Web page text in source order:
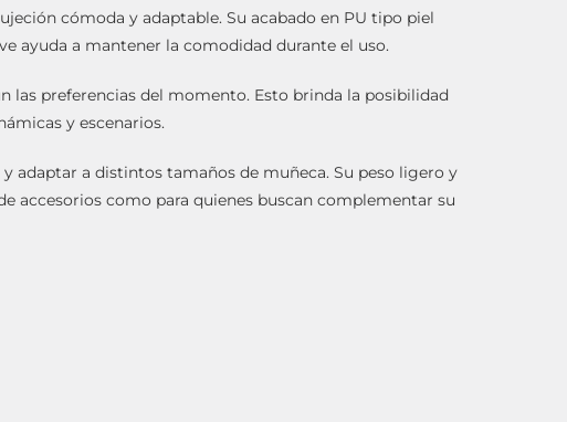
cómoda y adaptable. Su acabado en PU tipo piel
ayuda a mantener la comodidad durante el uso.
preferencias del momento. Esto brinda la posibilidad
y escenarios.
adaptar a distintos tamaños de muñeca. Su peso ligero y
accesorios como para quienes buscan complementar su